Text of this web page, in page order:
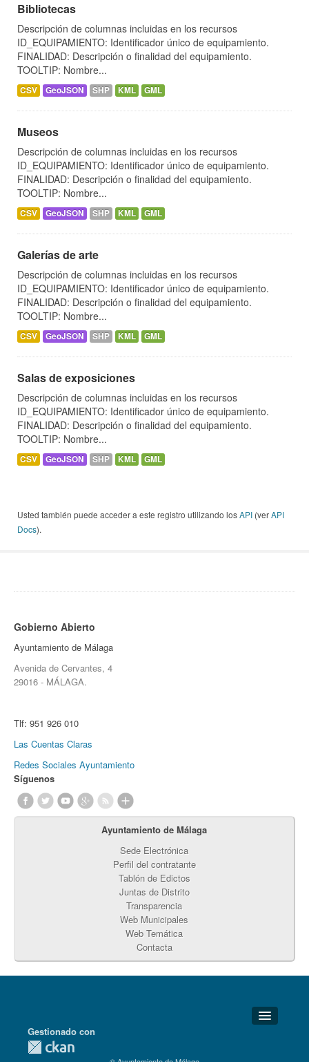
Bibliotecas
Descripción de columnas incluidas en los recursos
ID_EQUIPAMIENTO: Identificador único de equipamiento.
FINALIDAD: Descripción o finalidad del equipamiento.
TOOLTIP: Nombre...
CSV GeoJSON SHP KML GML
Museos
Descripción de columnas incluidas en los recursos
ID_EQUIPAMIENTO: Identificador único de equipamiento.
FINALIDAD: Descripción o finalidad del equipamiento.
TOOLTIP: Nombre...
CSV GeoJSON SHP KML GML
Galerías de arte
Descripción de columnas incluidas en los recursos
ID_EQUIPAMIENTO: Identificador único de equipamiento.
FINALIDAD: Descripción o finalidad del equipamiento.
TOOLTIP: Nombre...
CSV GeoJSON SHP KML GML
Salas de exposiciones
Descripción de columnas incluidas en los recursos
ID_EQUIPAMIENTO: Identificador único de equipamiento.
FINALIDAD: Descripción o finalidad del equipamiento.
TOOLTIP: Nombre...
CSV GeoJSON SHP KML GML
Usted también puede acceder a este registro utilizando losAPI (verAPI
Docs).
Gobierno Abierto
Ayuntamiento de Málaga
Avenida de Cervantes, 4
29016 - MÁLAGA.
Tlf: 951 926 010
Las Cuentas Claras
Redes Sociales Ayuntamiento
Síguenos
Ayuntamiento de Málaga
Sede Electrónica
Perfil del contratante
Tablón de Edictos
Juntas de Distrito
Transparencia
Web Municipales
Web Temática
Contacta
Detalles Técnicos
Gestionado con